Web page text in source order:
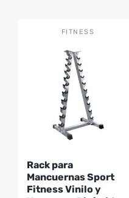
FITNESS
Rack para
Mancuernas Sport
Fitness Vinilo y